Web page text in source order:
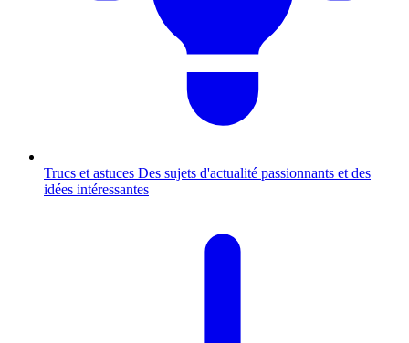
Trucs et astuces Des sujets d'actualité passionnants et des
idées intéressantes